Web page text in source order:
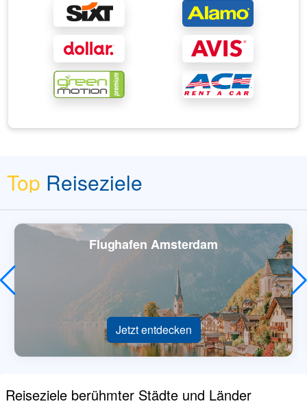
Top Reiseziele
Flughafen Amsterdam
Jetzt entdecken
Reiseziele berühmter Städte und Länder